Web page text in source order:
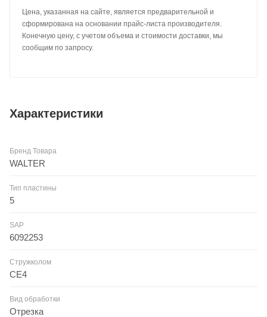
Цена, указанная на сайте, является предварительной и
сформирована на основании прайс-листа производителя.
Конечную цену, с учетом объема и стоимости доставки, мы
сообщим по запросу.
Характеристики
Бренд Товара
WALTER
Тип пластины
5
SAP
6092253
Стружколом
CE4
Вид обработки
Отрезка